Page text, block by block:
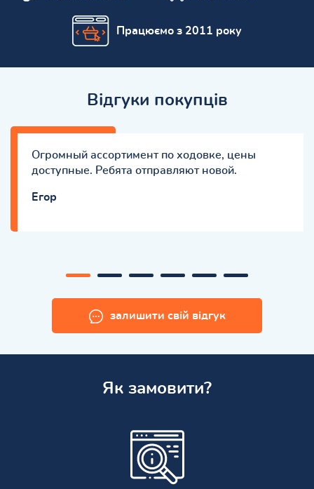
Працюємо з 2011 року
Відгуки покупців
Огромный ассортимент по ходовке, цены
доступные. Ребята отправляют новой.
Eгор
залишити свій відгук
Як замовити?